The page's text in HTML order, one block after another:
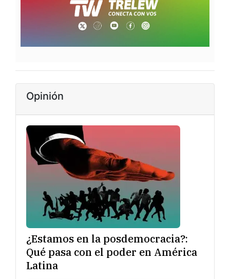
Opinión
¿Estamos en la posdemocracia?:
Qué pasa con el poder en América
Latina